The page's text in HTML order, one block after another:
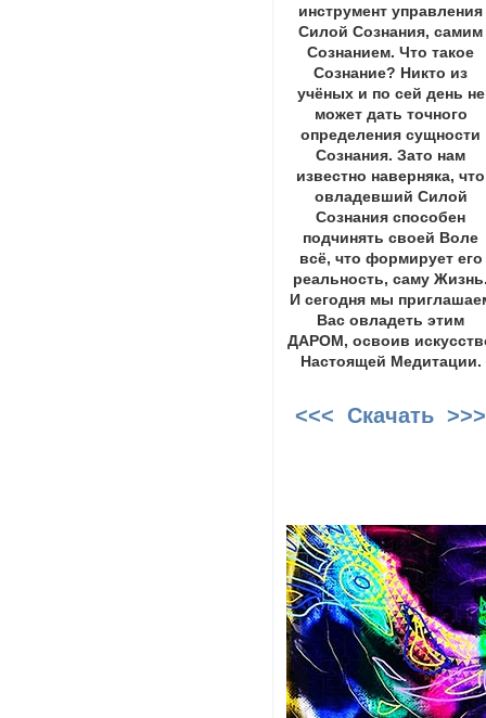
инструмент управления
Силой Сознания, самим
Сознанием. Что такое
Сознание? Никто из
учёных и по сей день не
может дать точного
определения сущности
Сознания. Зато нам
известно наверняка, что
овладевший Силой
Сознания способен
подчинять своей Воле
всё, что формирует его
реальность, саму
И сегодня мы
Вас овладеть этим
ДАРОМ, освоив
Настоящей Медитации.
<<< Скачать >>>